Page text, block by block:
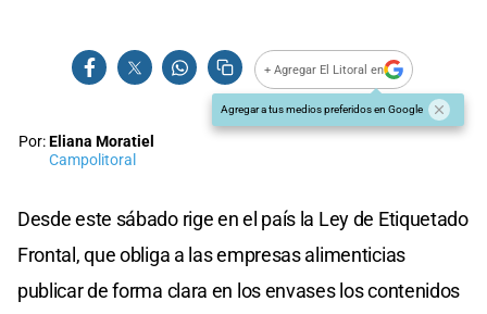
+ Agregar El Litoral en
Agregar a tus medios preferidos en Google
Por:Eliana Moratiel
Campolitoral
Desde este sábado rige en el país la Ley de Etiquetado
Frontal, que obliga a las empresas alimenticias
publicar de forma clara en los envases los contenidos